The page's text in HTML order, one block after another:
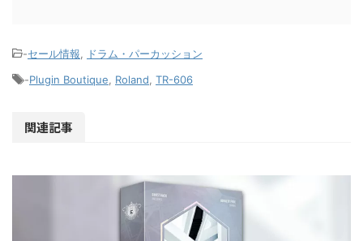
-セール情報
ドラム・パーカッション
-Plugin Boutique Roland TR-606
関連記事